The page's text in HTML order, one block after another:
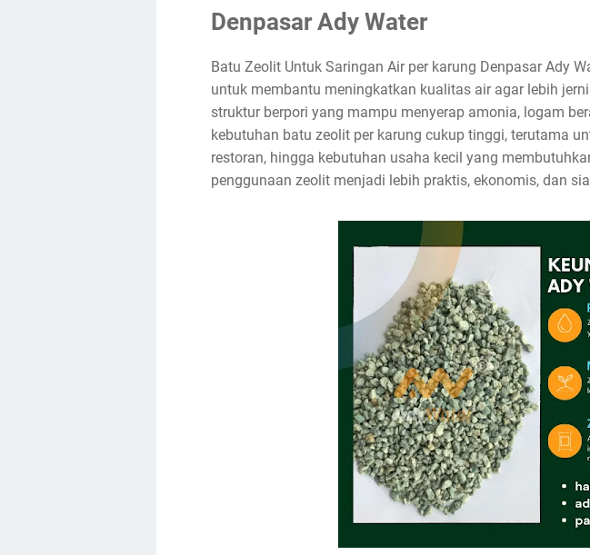
Denpasar Ady Water
Batu Zeolit Untuk Saringan Air per karung Denpasar Ady
untuk membantu meningkatkan kualitas air agar lebih
struktur berpori yang mampu menyerap amonia, logam
kebutuhan batu zeolit per karung cukup tinggi, terutama
restoran, hingga kebutuhan usaha kecil yang
penggunaan zeolit menjadi lebih praktis, ekonomis, dan